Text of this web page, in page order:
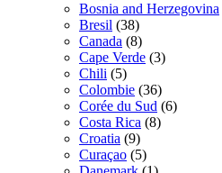
Bosnia and Herzegovina
Bresil (38)
Canada (8)
Cape Verde (3)
Chili (5)
Colombie (36)
Corée du Sud (6)
Costa Rica (8)
Croatia (9)
Curaçao (5)